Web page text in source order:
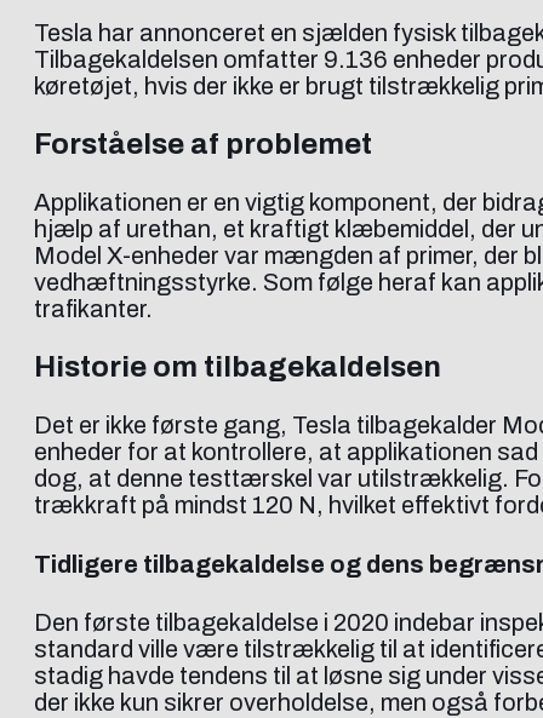
Tesla har annonceret en sjælden fysisk
Tilbagekaldelsen omfatter 9.136 enheder
køretøjet, hvis der ikke er brugt tilstrækkelig
Forståelse af problemet
Applikationen er en vigtig komponent, der
hjælp af urethan, et kraftigt klæbemiddel, der
Model X-enheder var mængden af primer,
vedhæftningsstyrke. Som følge heraf kan
trafikanter.
Historie om tilbagekaldelsen
Det er ikke første gang, Tesla tilbagekalder
enheder for at kontrollere, at applikationen
dog, at denne testtærskel var utilstrækkelig.
trækkraft på mindst 120 N, hvilket effektivt
Tidligere tilbagekaldelse og dens
Den første tilbagekaldelse i 2020 indebar
standard ville være tilstrækkelig til at
stadig havde tendens til at løsne sig under
der ikke kun sikrer overholdelse, men også